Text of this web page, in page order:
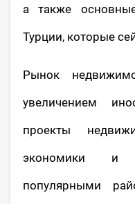
а также
Турции, которые
Рынок
увеличением
проекты
экономики и
популярными